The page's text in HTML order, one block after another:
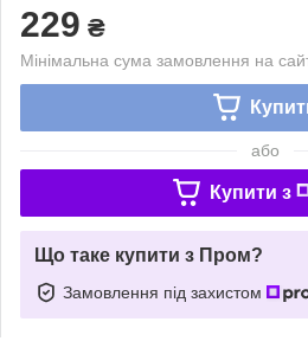
229 ₴
Мінімальна сума замовлення на
або
Купити з
Що таке купити з Пром?
Замовлення під захистом